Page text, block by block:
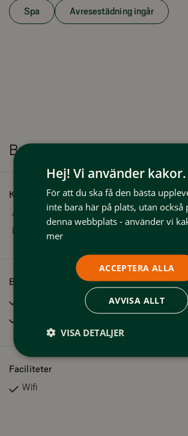
Kök: Matplats, Spis, ugn, kyl, frysskåp, micro
Sovrum 1: 2 våningsängar.
Här finns möjlighet att boka avresestäd och
stugvärden. Mer information i
Spa Avresestädning ingår
Bekvämligheter
Kapacitet
Antal bäddar: 6
Kvadratmeter:
Bra att veta
Faciliteter
Wifi
Hej! Vi använder kakor.
För att du ska få den bästa
inte bara här på plats, utan också
denna webbplats - använder vi
mer
ACCEPTERA ALLA
AVVISA ALLT
VISA DETALJER